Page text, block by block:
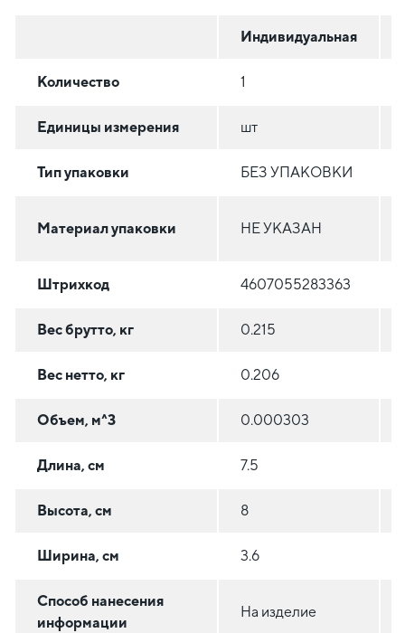
Индивидуальная
Количество 1
Единицы измерения шт
Тип упаковки БЕЗ УПАКОВКИ
Материал упаковки НЕ УКАЗАН
Штрихкод 4607055283363
Вес брутто, кг 0.215
Вес нетто, кг 0.206
Объем, м^3 0.000303
Длина, см 7.5
Высота, см 8
Ширина, см 3.6
Способ нанесения
информации
На изделие